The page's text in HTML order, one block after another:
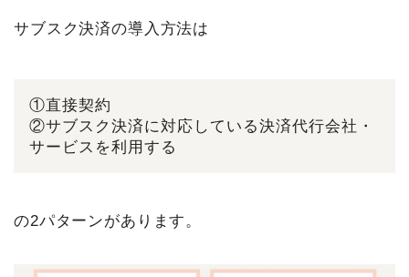
サブスク決済の導入方法は
①直接契約
②サブスク決済に対応している決済代行会社・
サービスを利用する
の2パターンがあります。